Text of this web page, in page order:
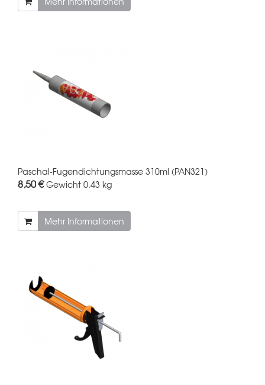
Paschal-Fugendichtungsmasse 310ml (PAN321)
8,50 €Gewicht 0.43 kg
Mehr Informationen